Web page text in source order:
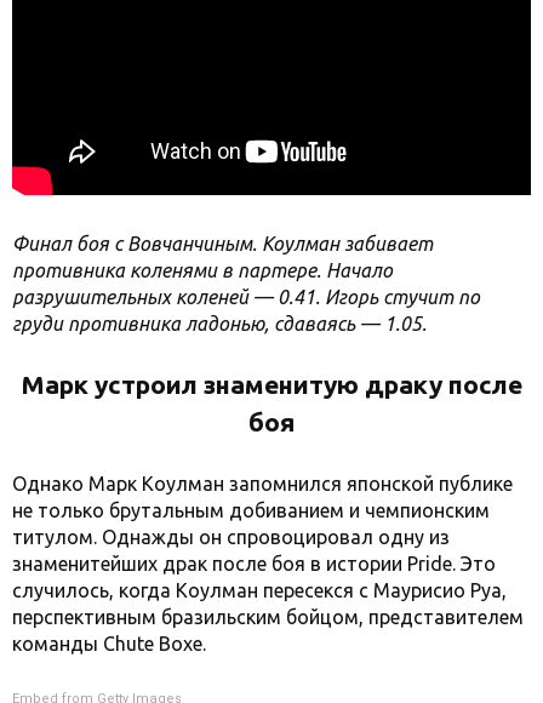
Финал боя с Вовчанчиным. Коулман забивает
противника коленями в партере. Начало
разрушительных коленей — 0.41. Игорь стучит по
груди противника ладонью, сдаваясь — 1.05.
Марк устроил знаменитую драку после
боя
Однако Марк Коулман запомнился японской публике
не только брутальным добиванием и чемпионским
титулом. Однажды он спровоцировал одну из
знаменитейших драк после боя в истории Pride. Это
случилось, когда Коулман пересекся с Маурисио Руа,
перспективным бразильским бойцом, представителем
команды Chute Boxe.
Embed from Getty Images